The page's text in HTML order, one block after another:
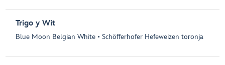
Trigo y Wit
Blue Moon Belgian White • Schöfferhofer Hefeweizen toronja